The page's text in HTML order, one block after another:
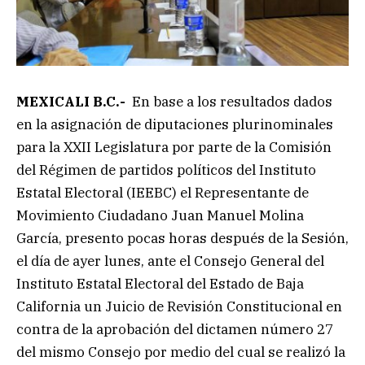
MEXICALI B.C.- En base a los resultados dados
en la asignación de diputaciones plurinominales
para la XXII Legislatura por parte de la Comisión
del Régimen de partidos políticos del Instituto
Estatal Electoral (IEEBC) el Representante de
Movimiento Ciudadano Juan Manuel Molina
García, presento pocas horas después de la Sesión,
el día de ayer lunes, ante el Consejo General del
Instituto Estatal Electoral del Estado de Baja
California un Juicio de Revisión Constitucional en
contra de la aprobación del dictamen número 27
del mismo Consejo por medio del cual se realizó la